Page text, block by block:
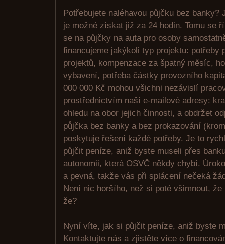
Potřebujete naléhavou půjčku bez
je možné získat již za 24 hodin. Tomu se
se na půjčky na auta pro osoby
financujeme jakýkoli typ projektu: potřeby
projektů, kompenzace za špatný měsíc,
vybavení, potřeba částky provozního
000 000 Kč mohou všichni nezávislí
prostřednictvím naší e-mailové adresy:
ohledu na obor jejich činnosti, a obdržet
půjčka bez banky a bez prokazování
poskytuje řešení každé potřeby. Je to
půjčit peníze, aniž byste museli přes
autonomii, která OSVČ někdy chybí.
a pevná, takže vás při splácení nečeká
Není nic horšího, než si poté všimnout,
že?
Nyní víte, jak si půjčit peníze, aniž byste
Kontaktujte nás a zjistěte více o